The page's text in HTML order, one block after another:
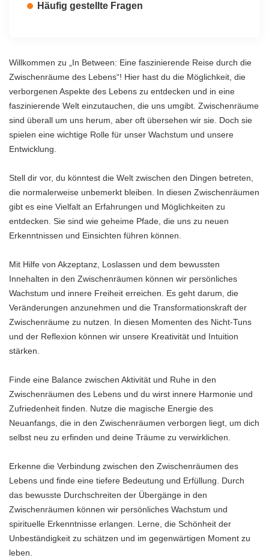
Häufig gestellte Fragen
Willkommen zu „In Between: Eine faszinierende Reise durch die
Zwischenräume des Lebens“! Hier hast du die Möglichkeit, die
verborgenen Aspekte des Lebens zu entdecken und in eine
faszinierende Welt einzutauchen, die uns umgibt. Zwischenräume
sind überall um uns herum, aber oft übersehen wir sie. Doch sie
spielen eine wichtige Rolle für unser Wachstum und unsere
Entwicklung.
Stell dir vor, du könntest die Welt zwischen den Dingen betreten,
die normalerweise unbemerkt bleiben. In diesen Zwischenräumen
gibt es eine Vielfalt an Erfahrungen und Möglichkeiten zu
entdecken. Sie sind wie geheime Pfade, die uns zu neuen
Erkenntnissen und Einsichten führen können.
Mit Hilfe von Akzeptanz, Loslassen und dem bewussten
Innehalten in den Zwischenräumen können wir persönliches
Wachstum und innere Freiheit erreichen. Es geht darum, die
Veränderungen anzunehmen und die Transformationskraft der
Zwischenräume zu nutzen. In diesen Momenten des Nicht-Tuns
und der Reflexion können wir unsere Kreativität und Intuition
stärken.
Finde eine Balance zwischen Aktivität und Ruhe in den
Zwischenräumen des Lebens und du wirst innere Harmonie und
Zufriedenheit finden. Nutze die magische Energie des
Neuanfangs, die in den Zwischenräumen verborgen liegt, um dich
selbst neu zu erfinden und deine Träume zu verwirklichen.
Erkenne die Verbindung zwischen den Zwischenräumen des
Lebens und finde eine tiefere Bedeutung und Erfüllung. Durch
das bewusste Durchschreiten der Übergänge in den
Zwischenräumen können wir persönliches Wachstum und
spirituelle Erkenntnisse erlangen. Lerne, die Schönheit der
Unbeständigkeit zu schätzen und im gegenwärtigen Moment zu
leben.